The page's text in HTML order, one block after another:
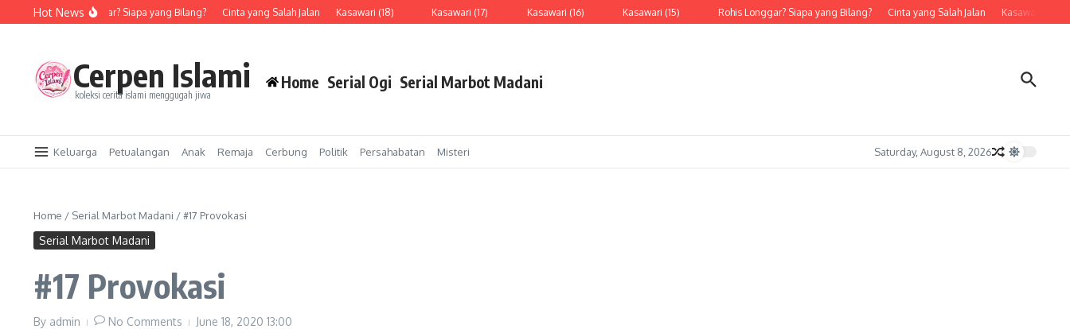
Skip to content
Hot News
Rohis Longgar? Siapa yang Bilang? Cinta yang Salah Jalan Kasawari (18) Kasawari (17) Kasawari (16) Kasawari (15) Rohis Longgar? Siapa yang Bilang? Cinta yang Salah Jalan Kasawari (18)
Cerpen Islami
koleksi cerita islami menggugah jiwa
Home Serial Ogi Serial Marbot Madani
Keluarga Petualangan Anak Remaja Cerbung Politik Persahabatan Misteri Saturday, August 8, 2026
Home / Serial Marbot Madani /#17 Provokasi
Serial Marbot Madani
#17 Provokasi
By admin No Comments June 18, 2020 13:00